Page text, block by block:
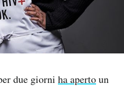
due giorni ha apertoun